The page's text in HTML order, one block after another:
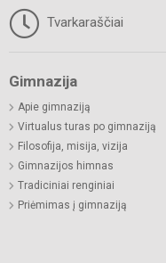
Tvarkaraščiai
Gimnazija
Apie gimnaziją
Virtualus turas po gimnaziją
Filosofija, misija, vizija
Gimnazijos himnas
Tradiciniai renginiai
Priėmimas į gimnaziją